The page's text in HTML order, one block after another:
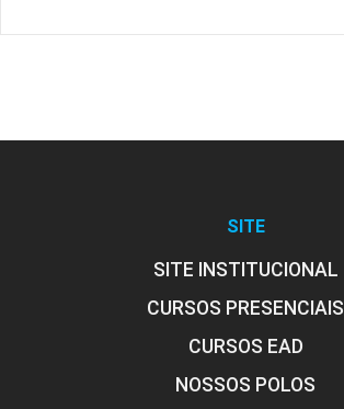
SITE
SITE INSTITUCIONAL
CURSOS PRESENCIAIS
CURSOS EAD
NOSSOS POLOS